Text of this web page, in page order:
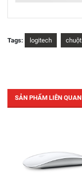
Tags: logitech chuột
SẢN PHẨM LIÊN QUAN